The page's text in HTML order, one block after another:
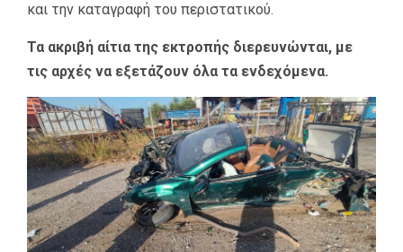
και την καταγραφή του περιστατικού.
Τα ακριβή αίτια της εκτροπής διερευνώνται, με
τις αρχές να εξετάζουν όλα τα ενδεχόμενα.